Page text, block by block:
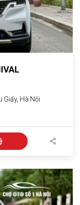
Giấy, Hà Nội